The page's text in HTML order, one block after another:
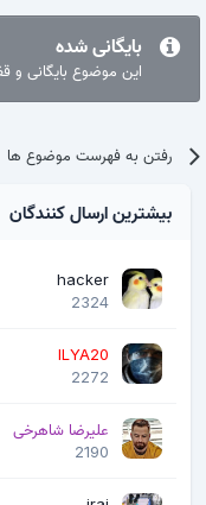
بایگانی شده
این موضوع بایگانی و
رفتن به فهرست موضوع ها
بیشترین ارسال کنندگان
hacker
2324
ILYA20
2272
علیرضا شاهرخی
2190